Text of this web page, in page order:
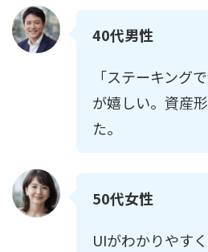
40代男性
「ステーキング
が嬉しい。資産
た。
50代女性
UIがわかりやす